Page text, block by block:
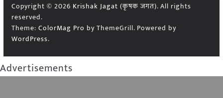
Copyright © 2026 Krishak Jagat (कृषक जगत). All rights
reserved.
Theme: ColorMag Pro by ThemeGrill. Powered by
WordPress.
Advertisements